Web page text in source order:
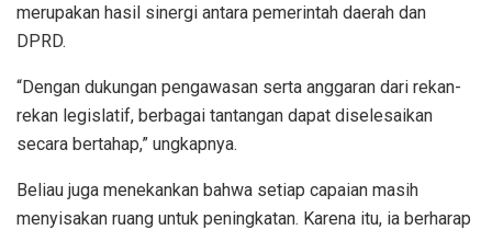
merupakan hasil sinergi antara pemerintah daerah dan
DPRD.
“Dengan dukungan pengawasan serta anggaran dari rekan-
rekan legislatif, berbagai tantangan dapat diselesaikan
secara bertahap,” ungkapnya.
Beliau juga menekankan bahwa setiap capaian masih
menyisakan ruang untuk peningkatan. Karena itu, ia berharap